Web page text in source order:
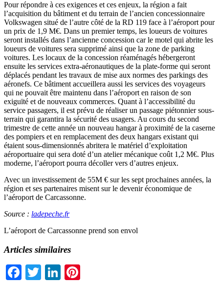
Pour répondre à ces exigences et ces enjeux, la région a fait
l’acquisition du bâtiment et du terrain de l’ancien concessionnaire
Volkswagen situé de l’autre côté de la RD 119 face à l’aéroport pour
un prix de 1,9 M€. Dans un premier temps, les loueurs de voitures
seront installés dans l’ancienne concession car le motel qui abrite les
loueurs de voitures sera supprimé ainsi que la zone de parking
voitures. Les locaux de la concession réaménagés hébergeront
ensuite les services extra-aéronautiques de la plate-forme qui seront
déplacés pendant les travaux de mise aux normes des parkings des
aéronefs. Ce bâtiment accueillera aussi les services des voyageurs
qui ne pouvait être maintenu dans l’aéroport en raison de son
exiguïté et de nouveaux commerces. Quant à l’accessibilité du
service passagers, il est prévu de réaliser un passage piétonnier sous-
terrain qui garantira la sécurité des usagers. Au cours du second
trimestre de cette année un nouveau hangar à proximité de la caserne
des pompiers et en remplacement des deux hangars existant qui
étaient sous-dimensionnés abritera le matériel d’exploitation
aéroportuaire qui sera doté d’un atelier mécanique coût 1,2 M€. Plus
moderne, l’aéroport pourra décoller vers d’autres enjeux.
Avec un investissement de 55M € sur les sept prochaines années, la
région et ses partenaires misent sur le devenir économique de
l’aéroport de Carcassonne.
Source : ladepeche.fr
L’aéroport de Carcassonne prend son envol
Articles similaires
Facebook
TwitterLinkedIn